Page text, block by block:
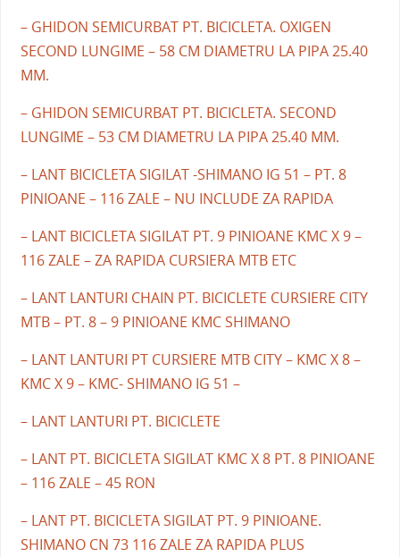
– GHIDON SEMICURBAT PT. BICICLETA. OXIGEN
SECOND LUNGIME – 58 CM DIAMETRU LA PIPA 25.40
MM.
– GHIDON SEMICURBAT PT. BICICLETA. SECOND
LUNGIME – 53 CM DIAMETRU LA PIPA 25.40 MM.
– LANT BICICLETA SIGILAT -SHIMANO IG 51 – PT. 8
PINIOANE – 116 ZALE – NU INCLUDE ZA RAPIDA
– LANT BICICLETA SIGILAT PT. 9 PINIOANE KMC X 9 –
116 ZALE – ZA RAPIDA CURSIERA MTB ETC
– LANT LANTURI CHAIN PT. BICICLETE CURSIERE CITY
MTB – PT. 8 – 9 PINIOANE KMC SHIMANO
– LANT LANTURI PT CURSIERE MTB CITY – KMC X 8 –
KMC X 9 – KMC- SHIMANO IG 51 –
– LANT LANTURI PT. BICICLETE
– LANT PT. BICICLETA SIGILAT KMC X 8 PT. 8 PINIOANE
– 116 ZALE – 45 RON
– LANT PT. BICICLETA SIGILAT PT. 9 PINIOANE.
SHIMANO CN 73 116 ZALE ZA RAPIDA PLUS